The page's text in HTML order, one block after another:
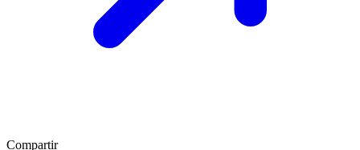
Compartir